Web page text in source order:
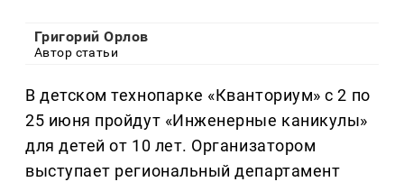
Григорий Орлов
Автор статьи
В детском технопарке «Кванториум» с 2 по
25 июня пройдут «Инженерные каникулы»
для детей от 10 лет. Организатором
выступает региональный департамент